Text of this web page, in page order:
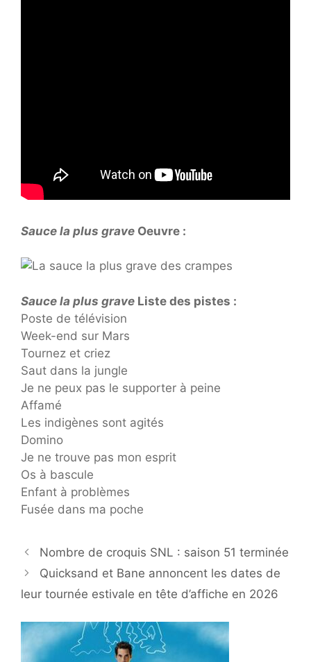
Sauce la plus grave Oeuvre :
Sauce la plus grave Liste des pistes :
Poste de télévision
Week-end sur Mars
Tournez et criez
Saut dans la jungle
Je ne peux pas le supporter à peine
Affamé
Les indigènes sont agités
Domino
Je ne trouve pas mon esprit
Os à bascule
Enfant à problèmes
Fusée dans ma poche
Nombre de croquis SNL : saison 51 terminée
Quicksand et Bane annoncent les dates de
leur tournée estivale en tête d’affiche en 2026